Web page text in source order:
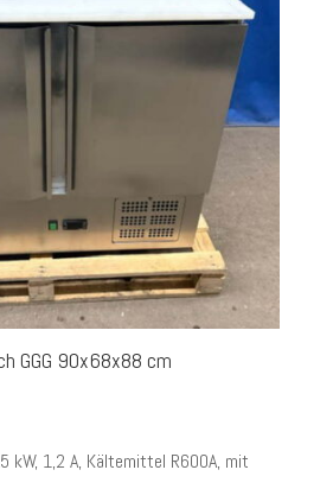
GGG 90x68x88 cm
kW, 1,2 A, Kältemittel R600A, mit